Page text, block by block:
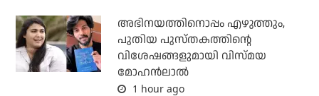
അഭിനയത്തിനൊപ്പം എഴുത്തും,
പുതിയ പുസ്തകത്തിന്റെ
വിശേഷങ്ങളുമായി വിസ്മയ
മോഹൻലാൽ
1 hour ago